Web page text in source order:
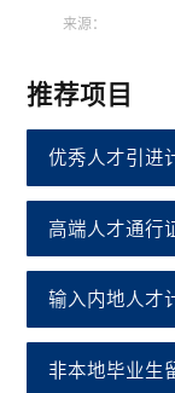
来源：
推荐项目
优秀人才引进
高端人才通行
输入内地人才
非本地毕业生